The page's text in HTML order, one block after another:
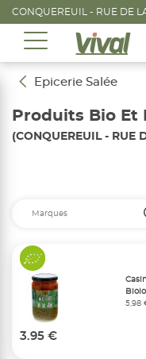
CONQUEREUIL - RUE DE
Epicerie Salée
Produits Bio Et
(CONQUEREUIL - RUE
5,98
3.95 €